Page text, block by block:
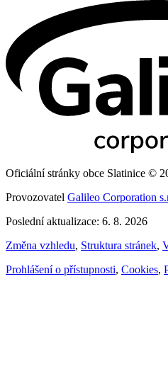
Oficiální stránky obce Slatinice ©
Provozovatel Galileo Corporation
Poslední aktualizace: 6. 8. 2026
Změna vzhledu, Struktura stránek,
Prohlášení o přístupnosti, Cookies,